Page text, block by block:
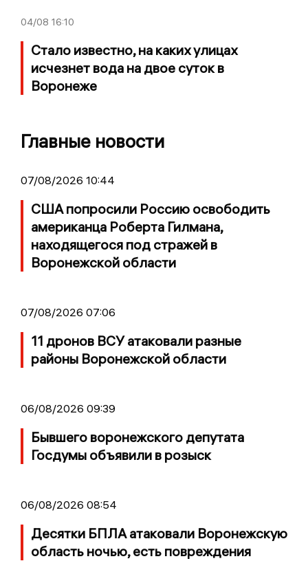
04/08 16:10
Стало известно, на каких улицах
исчезнет вода на двое суток в
Воронеже
Главные новости
07/08/2026 10:44
США попросили Россию освободить
американца Роберта Гилмана,
находящегося под стражей в
Воронежской области
07/08/2026 07:06
11 дронов ВСУ атаковали разные
районы Воронежской области
06/08/2026 09:39
Бывшего воронежского депутата
Госдумы объявили в розыск
06/08/2026 08:54
Десятки БПЛА атаковали Воронежскую
область ночью, есть повреждения